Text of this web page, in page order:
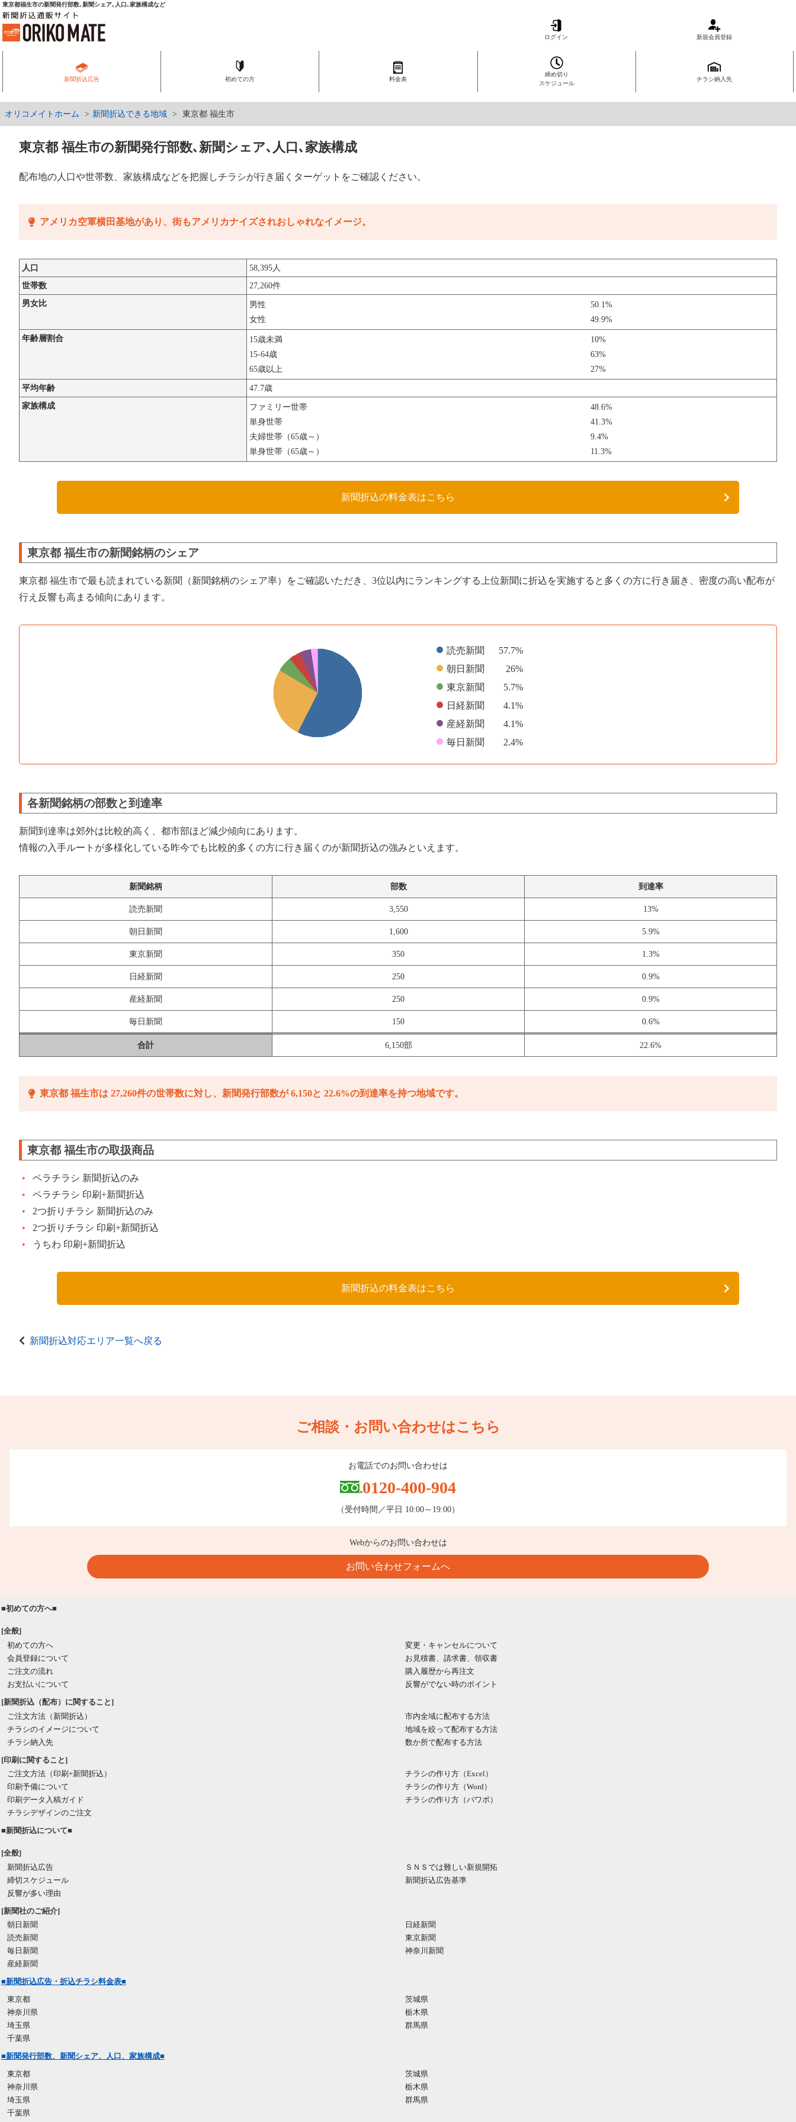
東京都福生市の新聞発行部数､新聞シェア､人口､家族構成など
ログイン 新規会員登録
新聞折込広告 初めての方 料金表
締め切り
スケジュール
チラシ納入先
オリコメイトホーム 新聞折込できる地域 東京都 福生市
東京都 福生市の新聞発行部数､新聞シェア､人口､家族構成
配布地の人口や世帯数、家族構成などを把握しチラシが行き届くターゲットをご確認ください。
アメリカ空軍横田基地があり、街もアメリカナイズされおしゃれなイメージ。
人口
58,395人
世帯数
27,260件
男女比
男性
50.1%
女性
49.9%
年齢層割合
15歳未満
10%
15-64歳
63%
65歳以上
27%
平均年齢
47.7歳
家族構成
ファミリー世帯
48.6%
単身世帯
41.3%
夫婦世帯（65歳～）
9.4%
単身世帯（65歳～）
11.3%
新聞折込の料金表はこちら
東京都 福生市の新聞銘柄のシェア
東京都 福生市で最も読まれている新聞（新聞銘柄のシェア率）をご確認いただき、3位以内にランキングする上位新聞に折込を実施すると多くの方に行き届き、密度の高い配布が
行え反響も高まる傾向にあります。
● 読売新聞 57.7%
● 朝日新聞 26%
● 東京新聞 5.7%
● 日経新聞 4.1%
● 産経新聞 4.1%
● 毎日新聞 2.4%
各新聞銘柄の部数と到達率
新聞到達率は郊外は比較的高く、都市部ほど減少傾向にあります。
情報の入手ルートが多様化している昨今でも比較的多くの方に行き届くのが新聞折込の強みといえます。
新聞銘柄 部数 到達率
読売新聞 3,550 13%
朝日新聞 1,600 5.9%
東京新聞 350 1.3%
日経新聞 250 0.9%
産経新聞 250 0.9%
毎日新聞 150 0.6%
合計 6,150部 22.6%
東京都 福生市は 27,260件の世帯数に対し、新聞発行部数が 6,150と 22.6%の到達率を持つ地域です。
東京都 福生市の取扱商品
ペラチラシ 新聞折込のみ
ペラチラシ 印刷+新聞折込
2つ折りチラシ 新聞折込のみ
2つ折りチラシ 印刷+新聞折込
うちわ 印刷+新聞折込
新聞折込の料金表はこちら
新聞折込対応エリア一覧へ戻る
ご相談・お問い合わせはこちら
お電話でのお問い合わせは
0120-400-904
（受付時間／平日 10:00～19:00）
Webからのお問い合わせは
お問い合わせフォームへ
■初めての方へ■
[全般]
初めての方へ
会員登録について
ご注文の流れ
お支払いについて
変更・キャンセルについて
お見積書、請求書、領収書
購入履歴から再注文
反響がでない時のポイント
[新聞折込（配布）に関すること]
ご注文方法（新聞折込）
チラシのイメージについて
チラシ納入先
市内全域に配布する方法
地域を絞って配布する方法
数か所で配布する方法
[印刷に関すること]
ご注文方法（印刷+新聞折込）
印刷予備について
印刷データ入稿ガイド
チラシデザインのご注文
チラシの作り方（Excel）
チラシの作り方（Word）
チラシの作り方（パワポ）
■新聞折込について■
[全般]
新聞折込広告
締切スケジュール
反響が多い理由
ＳＮＳでは難しい新規開拓
新聞折込広告基準
[新聞社のご紹介]
朝日新聞
読売新聞
毎日新聞
産経新聞
日経新聞
東京新聞
神奈川新聞
■新聞折込広告・折込チラシ料金表■
東京都
神奈川県
埼玉県
千葉県
茨城県
栃木県
群馬県
■新聞発行部数、新聞シェア、人口、家族構成■
東京都
神奈川県
埼玉県
千葉県
茨城県
栃木県
群馬県